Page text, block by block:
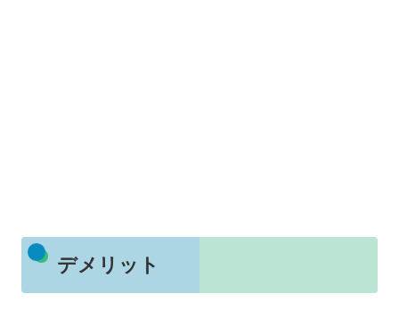
デメリット